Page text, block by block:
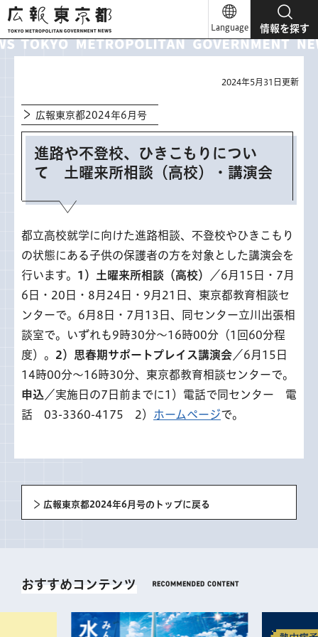
広報東京都
Language 情報を探す
2024年5月31日更新
広報東京都2024年6月号
進路や不登校、ひきこもりについ
て 土曜来所相談（高校）・講演会
都立高校就学に向けた進路相談、不登校やひきこもり
の状態にある子供の保護者の方を対象とした講演会を
行います。 1）土曜来所相談（高校）
／6月15日・7月
6日・20日・8月24日・9月21日、東京都教育相談セ
ンターで。6月8日・7月13日、同センター立川出張相
談室で。いずれも9時30分～16時00分（1回60分程
度）。 2）思春期サポートプレイス講演会 ／6月15日
14時00分～16時30分、東京都教育相談センターで。
申込 ／実施日の7日前までに1）電話で同センター 電
話 03-3360-4175 2）
ホームページで。
広報東京都2024年6月号のトップに戻る
おすすめコンテンツ